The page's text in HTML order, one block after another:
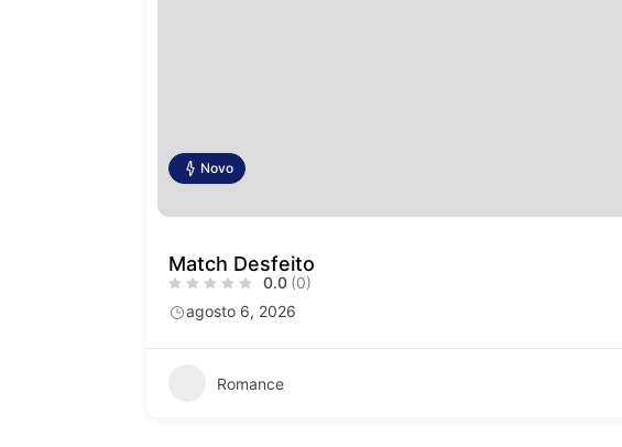
Novo
Match Desfeito
0.0 (0)
agosto 6, 2026
Romance